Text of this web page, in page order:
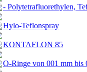
- Polytetrafluorethylen,
Hylo-Teflonspray
KONTAFLON 85
O-Ringe von 001 mm bis